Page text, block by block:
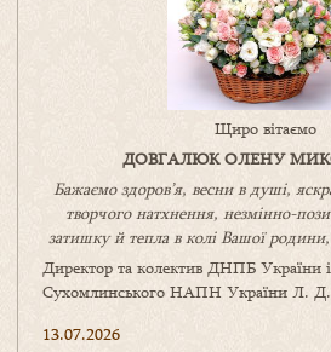
Щиро вітаємо
ДОВГАЛЮК ОЛЕНУ
Бажаємо здоров’я, весни в душі,
творчого натхнення, незмінно-
затишкуйтепла в коліВашоїродини,
Директор та колектив ДНПБ України
Сухомлинського НАПН України Л. Д.
13.07.2026